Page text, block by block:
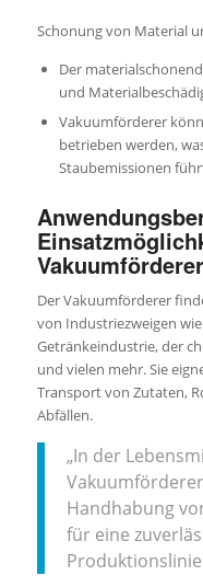
Schonung von Material
Der
und
Vakuumförderer
betrieben werden,
Staubemissionen
Der Vakuumförderer
von Industriezweigen
Getränkeindustrie, der
und vielen mehr. Sie
Transport von Zutaten,
Abfällen.
„In der
Handhabung
für eine